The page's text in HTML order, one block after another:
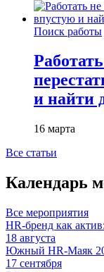
Поиск работы
и найти
16 марта
Все статьи
Календарь
Все мероприятия
HR-бренд как
18 августа
Южный HR-Маяк
17 сентября